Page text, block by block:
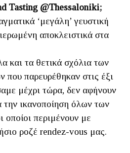
Tasting @Thessaloniki;
‘μεγάλη’ γευστική
αποκλειστικά στα
και τα θετικά σχόλια των
που παρευρέθηκαν στις έξι
μέχρι τώρα, δεν αφήνουν
την ικανοποίηση όλων των
οποίοι περιμένουν με
ροζέ rendez-vous μας.